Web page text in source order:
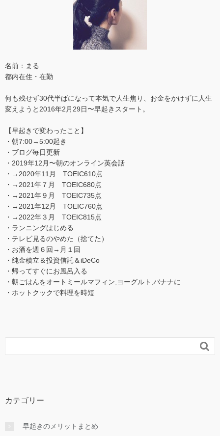
名前：まる
都内在住・在勤
何も残せず30代半ばになって本気で人生焦り、お金をかけずに人生
変えようと2016年2月29日〜早起きスタート。
【早起きで変わったこと】
・朝7:00→5:00起き
・ブログ毎日更新
・2019年12月〜朝のオンライン英会話
・→2020年11月 TOEIC610点
・→2021年７月 TOEIC680点
・→2021年９月 TOEIC735点
・→2021年12月 TOEIC760点
・→2022年３月 TOEIC815点
・ランニングはじめる
・テレビ見るのやめた（捨てた）
・お酒を週６回→月１回
・純金積立＆投資信託＆iDeCo
・帰ってすぐにお風呂入る
・朝ごはんをオートミールマフィン,ヨーグルト,バナナに
・ホットクックで料理を時短

カテゴリー
早起きのメリットまとめ